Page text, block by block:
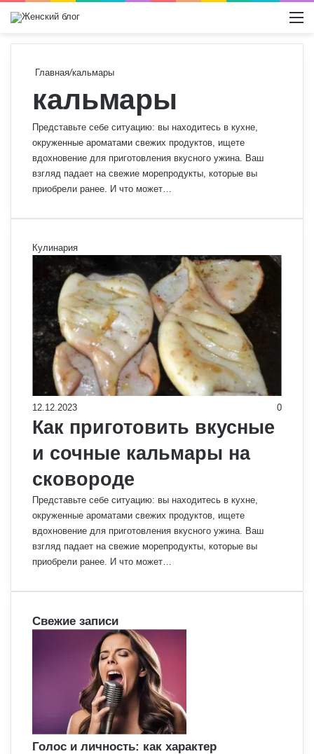
Главная/кальмары
кальмары
Представьте себе ситуацию: вы находитесь в кухне,
окруженные ароматами свежих продуктов, ищете
вдохновение для приготовления вкусного ужина. Ваш
взгляд падает на свежие морепродукты, которые вы
приобрели ранее. И что может…
Кулинария
12.12.2023 0
Как приготовить вкусные
и сочные кальмары на
сковороде
Представьте себе ситуацию: вы находитесь в кухне,
окруженные ароматами свежих продуктов, ищете
вдохновение для приготовления вкусного ужина. Ваш
взгляд падает на свежие морепродукты, которые вы
приобрели ранее. И что может…
Свежие записи
Голос и личность: как характер